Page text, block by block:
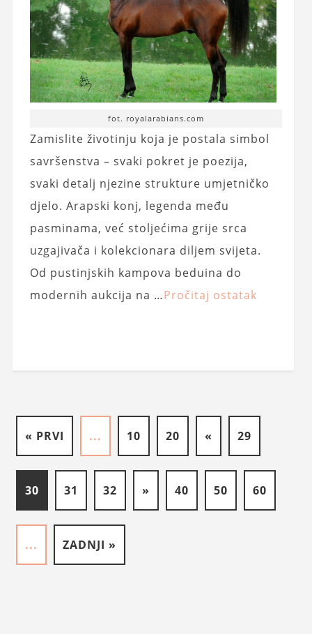
fot. royalarabians.com
Zamislite životinju koja je postala simbol
savršenstva – svaki pokret je poezija,
svaki detalj njezine strukture umjetničko
djelo. Arapski konj, legenda među
pasminama, već stoljećima grije srca
uzgajivača i kolekcionara diljem svijeta.
Od pustinjskih kampova beduina do
modernih aukcija na …Pročitaj ostatak
« PRVI ... 10 20 « 29
30 31 32 » 40 50 60
... ZADNJI »